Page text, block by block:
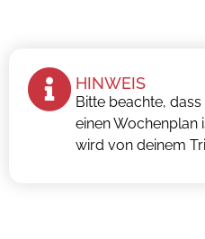
HINWEIS
Bitte beachte,
einen Wochenplan
wird von deinem